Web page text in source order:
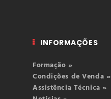
INFORMAÇÕES
Formação »
Condições de Venda »
Assistência Técnica »